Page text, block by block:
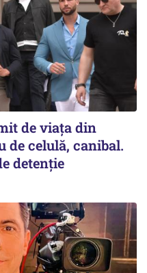
de viața din
de celulă, canibal.
detenție